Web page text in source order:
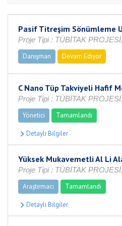
Pasif Titreşim Sönümleme
Proje Tipi : TÜBİTAK
Danışman
Devam Ediyor
C Nano Tüp Takviyeli Hafif
Proje Tipi : TÜBİTAK
Yönetici
Tamamlandı
Yüksek Mukavemetli Al Li
Proje Tipi : TÜBİTAK
Araştırmacı
Tamamlandı